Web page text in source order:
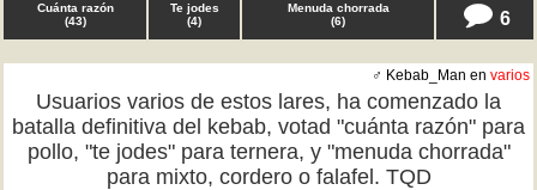
Cuánta razón
(43)
Te jodes
(4)
Menuda chorrada
(6) 6
♂ Kebab_Man en varios
Usuarios varios de estos lares, ha comenzado la
batalla definitiva del kebab, votad "cuánta razón" para
pollo, "te jodes" para ternera, y "menuda chorrada"
para mixto, cordero o falafel. TQD